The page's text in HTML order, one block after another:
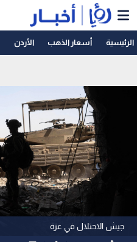
الرئيسية أسعار الذهب الأردن
جيش الاحتلال في غزة